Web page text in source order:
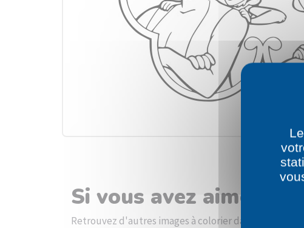
Si vous avez aimé le
Retrouvez d'autres images à colorier dans la